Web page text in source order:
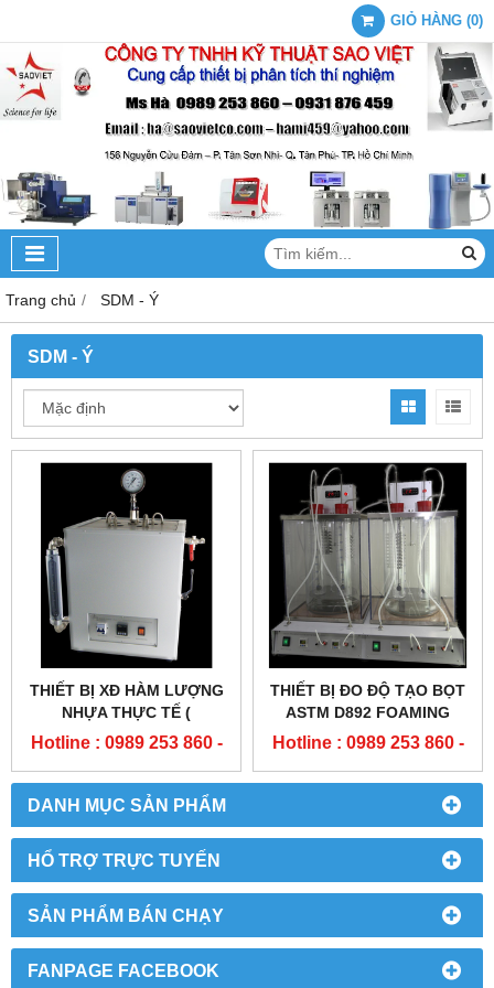
GIỎ HÀNG (0)
Trang chủ SDM - Ý
DANH MỤC SẢN PHẨM
HỔ TRỢ TRỰC TUYẾN
SẢN PHẨM BÁN CHẠY
FANPAGE FACEBOOK
SDM - Ý
THIẾT BỊ XĐ HÀM LƯỢNG
NHỰA THỰC TẾ (
EVAPORATION BATH AIR
Hotline : 0989 253 860 -
0904 84 02 08
THIẾT BỊ ĐO ĐỘ TẠO BỌT
ASTM D892 FOAMING
BATH (4 POSITIONS)
Hotline : 0989 253 860 -
0904 84 02 08